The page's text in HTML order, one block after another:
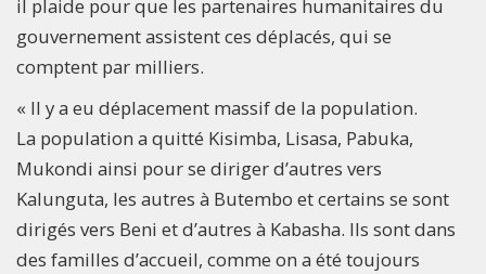
il plaide pour que les partenaires humanitaires du
gouvernement assistent ces déplacés, qui se
comptent par milliers.
« Il y a eu déplacement massif de la population.
La population a quitté Kisimba, Lisasa, Pabuka,
Mukondi ainsi pour se diriger d’autres vers
Kalunguta, les autres à Butembo et certains se sont
dirigés vers Beni et d’autres à Kabasha. Ils sont dans
des familles d’accueil, comme on a été toujours